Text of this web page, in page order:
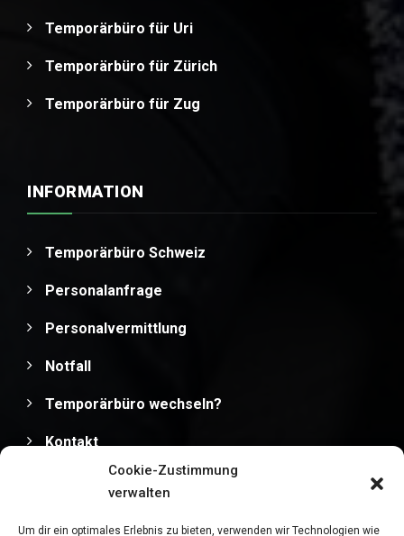
Cookie-Zustimmung
verwalten
Um dir ein optimales Erlebnis zu bieten, verwenden wir Technologien wie
Temporärbüro für Uri
Temporärbüro für Zürich
Temporärbüro für Zug
INFORMATION
Temporärbüro Schweiz
Personalanfrage
Personalvermittlung
Notfall
Temporärbüro wechseln?
Kontakt
Impressum